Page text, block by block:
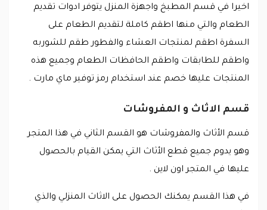
اخيرا في قسم المطبخ واجهزة المنزل يتوفر ادوات تقديم
الطعام والتي منها اطقم كاملة لتقديم الطعام على
السفرة اطقم لمنتجات العشاء والفطور طقم للشوربه
واطقم للطابقات واطقم الحافظات الطعام وجميع هذه
المنتجات عليها خصم عند استخدام رمز توفير ماي مارت .
قسم الاثاث و المفروشات
قسم الأثاث والمفروشات هو القسم الثاني في هذا المتجر
وهو يدوم جميع قطع الأثاث التي يمكن القيام بالحصول
عليها في المتجر اون لاين .
في هذا القسم يمكنك الحصول على الاثاث المنزلي والذي